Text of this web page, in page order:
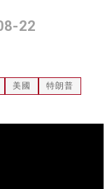
22
美國
特朗普